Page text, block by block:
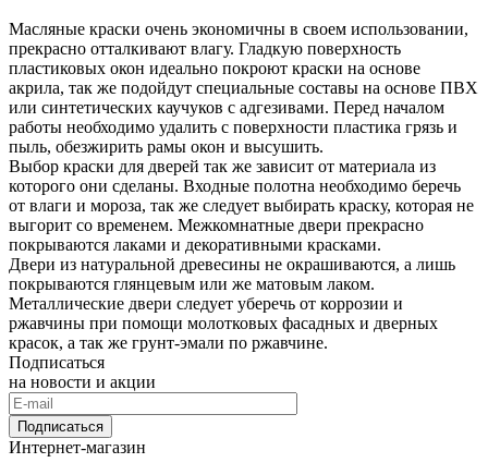
Масляные краски очень экономичны в своем использовании,
прекрасно отталкивают влагу. Гладкую поверхность
пластиковых окон идеально покроют краски на основе
акрила, так же подойдут специальные составы на основе ПВХ
или синтетических каучуков с адгезивами. Перед началом
работы необходимо удалить с поверхности пластика грязь и
пыль, обезжирить рамы окон и высушить.
Выбор краски для дверей так же зависит от материала из
которого они сделаны. Входные полотна необходимо беречь
от влаги и мороза, так же следует выбирать краску, которая не
выгорит со временем. Межкомнатные двери прекрасно
покрываются лаками и декоративными красками.
Двери из натуральной древесины не окрашиваются, а лишь
покрываются глянцевым или же матовым лаком.
Металлические двери следует уберечь от коррозии и
ржавчины при помощи молотковых фасадных и дверных
красок, а так же грунт-эмали по ржавчине.
Подписаться
на новости и акции
Подписаться
Интернет-магазин